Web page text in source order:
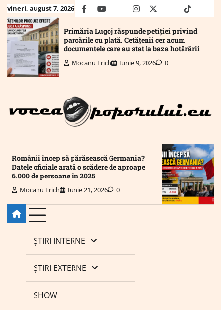
Skip
to
content
vineri, august 7, 2026 facebookyoutubeMailinstagram
twitter truthtiktok
Primăria Lugoj răspunde petiției privind
parcările cu plată. Cetățenii cer acum
documentele care au stat la baza hotărârii
Mocanu Erich Iunie 9, 2026 0
Românii încep să părăsească Germania?
Datele oficiale arată o scădere de aproape
6.000 de persoane în 2025
Mocanu Erich Iunie 21, 2026 0
ȘTIRI INTERNE
ȘTIRI EXTERNE
SHOW